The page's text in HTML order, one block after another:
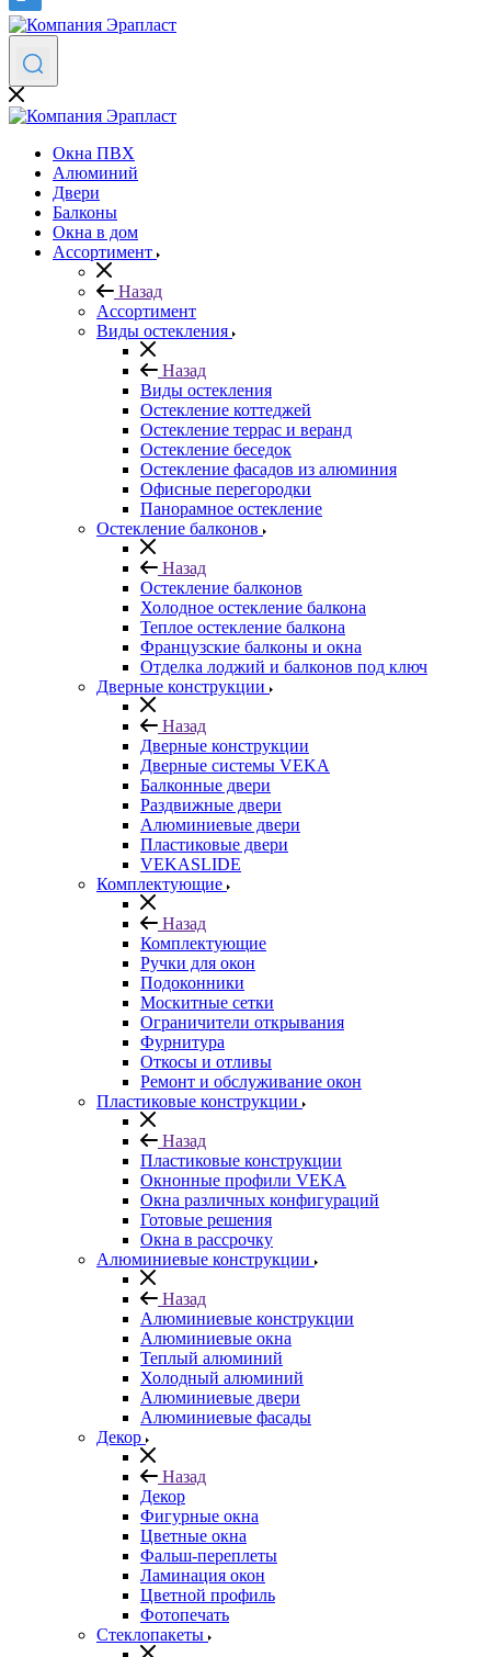
Окна ПВХ
Алюминий
Двери
Балконы
Окна в дом
Ассортимент
Назад
Ассортимент
Виды остекления
Назад
Виды остекления
Остекление коттеджей
Остекление террас и веранд
Остекление беседок
Остекление фасадов из алюминия
Офисные перегородки
Панорамное остекление
Остекление балконов
Назад
Остекление балконов
Холодное остекление балкона
Теплое остекление балкона
Французские балконы и окна
Отделка лоджий и балконов под ключ
Дверные конструкции
Назад
Дверные конструкции
Дверные системы VEKA
Балконные двери
Раздвижные двери
Алюминиевые двери
Пластиковые двери
VEKASLIDE
Комплектующие
Назад
Комплектующие
Ручки для окон
Подоконники
Москитные сетки
Ограничители открывания
Фурнитура
Откосы и отливы
Ремонт и обслуживание окон
Пластиковые конструкции
Назад
Пластиковые конструкции
Окнонные профили VEKA
Окна различных конфигураций
Готовые решения
Окна в рассрочку
Алюминиевые конструкции
Назад
Алюминиевые конструкции
Алюминиевые окна
Теплый алюминий
Холодный алюминий
Алюминиевые двери
Алюминиевые фасады
Декор
Назад
Декор
Фигурные окна
Цветные окна
Фальш-переплеты
Ламинация окон
Цветной профиль
Фотопечать
Стеклопакеты